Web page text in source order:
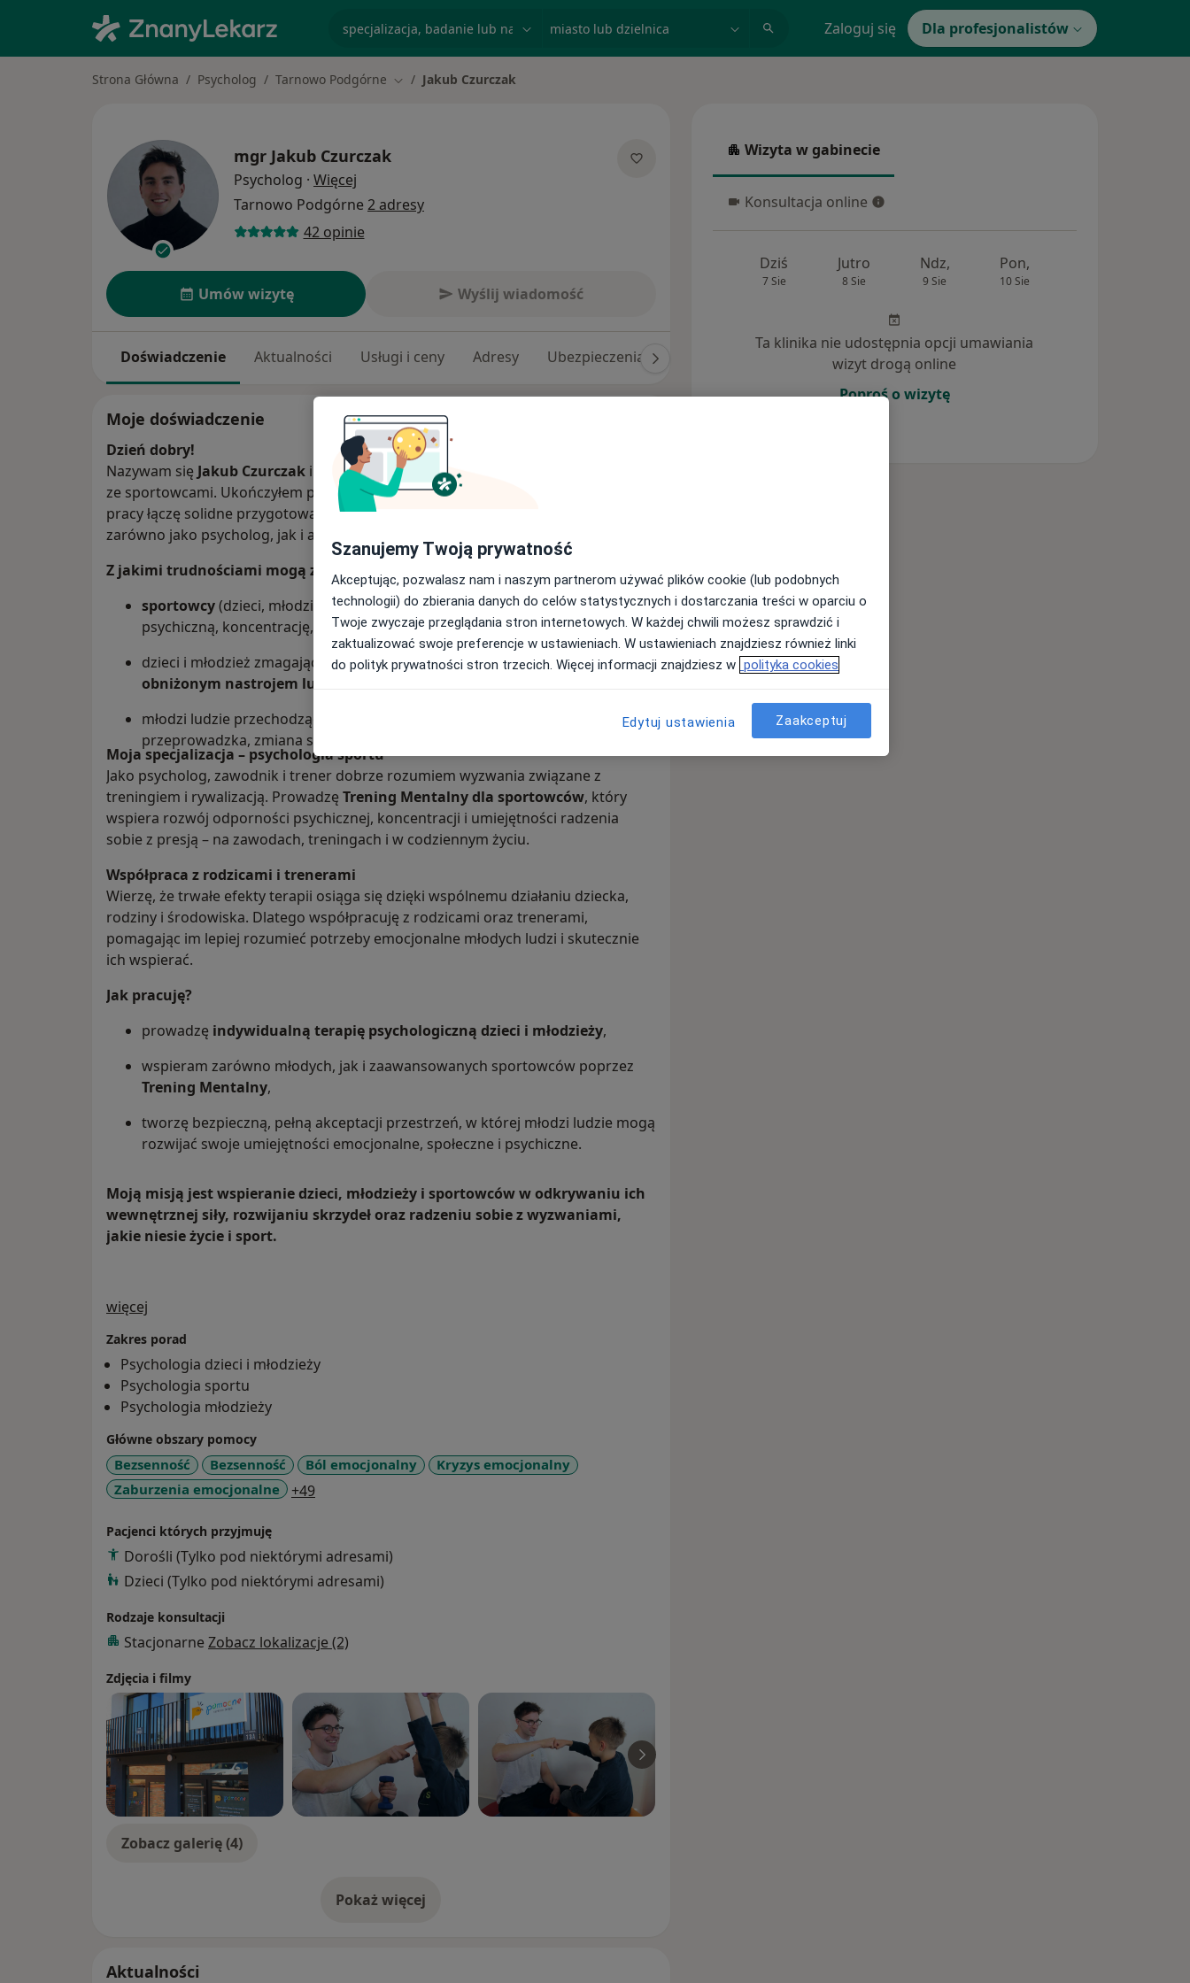
Zaloguj się Dla profesjonalistów
Strona Główna Psycholog Tarnowo Podgórne Zmień miasto
Jakub Czurczak
mgr Jakub Czurczak
Psycholog · Więcej
Tarnowo Podgórne 2 adresy
42 opinie
Umów wizytę Wyślij wiadomość
Doświadczenie Aktualności Usługi i ceny Adresy Ubezpieczenia
Moje doświadczenie
Dzień dobry!
Nazywam się Jakub Czurczak i jestem psychologiem specjalizującym się w pracy
ze sportowcami. Ukończyłem psychologię na Uniwersytecie SWPS w Poznaniu. W
pracy łączę solidne przygotowanie naukowe z praktycznym doświadczeniem –
zarówno jako psycholog, jak i aktywny zawodnik.
Z jakimi trudnościami mogą zgłaszać się pacjenci?
sportowcy(dzieci, młodzież i dorośli), którzy chcą rozwijać odporność
psychiczną, koncentrację, motywację i lepiej radzić sobie z presją,
dzieci i młodzież zmagające się zlękiem, stresem, wybuchami złości,
obniżonym nastrojem lub niską samooceną
młodzi ludzie przechodzący
przeprowadzka, zmiana szkoły, rozwód rodziców),
Moja specjalizacja – psychologia sportu
Jako psycholog, zawodnik i trener dobrze rozumiem wyzwania związane z
treningiem i rywalizacją. Prowadzę Trening Mentalny dla sportowców, który
wspiera rozwój odporności psychicznej, koncentracji i umiejętności radzenia
sobie z presją – na zawodach, treningach i w codziennym życiu.
Współpraca z rodzicami i trenerami
Wierzę, że trwałe efekty terapii osiąga się dzięki wspólnemu działaniu dziecka,
rodziny i środowiska. Dlatego współpracuję z rodzicami oraz trenerami,
pomagając im lepiej rozumieć potrzeby emocjonalne młodych ludzi i skutecznie
ich wspierać.
Jak pracuję?
prowadzę indywidualną terapię psychologiczną dzieci i młodzieży,
wspieram zarówno młodych, jak i zaawansowanych sportowców poprzez
Trening Mentalny,
tworzę bezpieczną, pełną akceptacji przestrzeń, w której młodzi ludzie mogą
rozwijać swoje umiejętności emocjonalne, społeczne i psychiczne.
Moją misją jest wspieranie dzieci, młodzieży i sportowców w odkrywaniu ich
wewnętrznej siły, rozwijaniu skrzydeł oraz radzeniu sobie z wyzwaniami,
jakie niesie życie i sport.
więcej
Zakres porad
Psychologia dzieci i młodzieży
Psychologia sportu
Psychologia młodzieży
Główne obszary pomocy
Bezsenność Bezsenność Ból emocjonalny
Kryzys emocjonalny
Zaburzenia emocjonalne
+49a11y_sr_more_diseases
Pacjenci których przyjmuję
Dorośli (Tylko pod niektórymi adresami)
Dzieci (Tylko pod niektórymi adresami)
Rodzaje konsultacji
Stacjonarne Zobacz lokalizacje (2)
Zdjęcia i filmy
Zobacz galerię (4)
Pokaż więcejo doświadczeniu
Aktualności
Wizyta w gabinecie
Wizyta w gabinecie
Konsultacja online
Konsultacja online
Dziś
7 Sie
Jutro
8 Sie
Ndz,
9 Sie
Pon,
10 Sie
Ta klinika nie udostępnia opcji umawiania
wizyt drogą online
Poproś o wizytę
Szanujemy Twoją prywatność
Akceptując, pozwalasz nam i naszym partnerom używać plików cookie (lub podobnych
technologii) do zbierania danych do celów statystycznych i dostarczania treści w oparciu o
Twoje zwyczaje przeglądania stron internetowych. W każdej chwili możesz sprawdzić i
zaktualizować swoje preferencje w ustawieniach. W ustawieniach znajdziesz również linki
do polityk prywatności stron trzecich. Więcej informacji znajdziesz w polityka cookies
Edytuj ustawienia Zaakceptuj